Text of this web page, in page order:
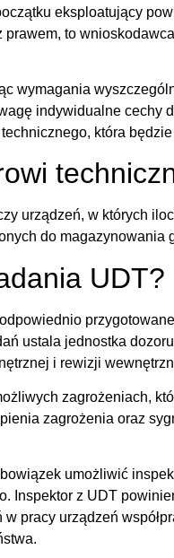
eksploatujący
to
wymagania
indywidualne cechy
która
urządzeń, w których
do magazynowania
UDT?
ustala jednostka
i rewizji
zagrożeniach,
zagrożenia oraz
umożliwić
Inspektor z UDT
pracy urządzeń